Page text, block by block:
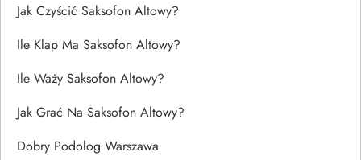
Jak Czyścić Saksofon Altowy?
Ile Klap Ma Saksofon Altowy?
Ile Waży Saksofon Altowy?
Jak Grać Na Saksofon Altowy?
Dobry Podolog Warszawa